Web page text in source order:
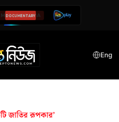
DOCUMENTARY
Eng
জাতির রূপকার’